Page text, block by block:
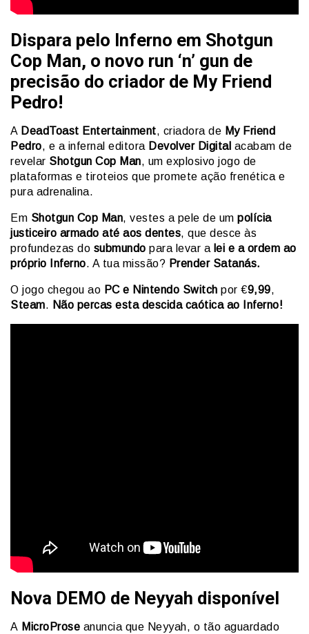
Dispara pelo Inferno em Shotgun
Cop Man, o novo run ‘n’ gun de
precisão do criador de My Friend
Pedro!
A DeadToast Entertainment, criadora de My Friend
Pedro, e a infernal editora Devolver Digital acabam de
revelar Shotgun Cop Man, um explosivo jogo de
plataformas e tiroteios que promete ação frenética e
pura adrenalina.
Em Shotgun Cop Man, vestes a pele de um polícia
justiceiro armado até aos dentes, que desce às
profundezas do submundo para levar a lei e a ordem ao
próprio Inferno. A tua missão? Prender Satanás.
O jogo chegou ao PC e Nintendo Switch por €9,99,
Steam. Não percas esta descida caótica ao Inferno!
Nova DEMO de Neyyah disponível
A MicroProse anuncia que Neyyah, o tão aguardado